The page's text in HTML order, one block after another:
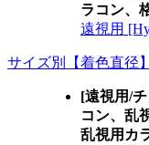
ラコン、
遠視用
サイズ別【着色直径】
[遠視用/
コン、乱
乱視用カ